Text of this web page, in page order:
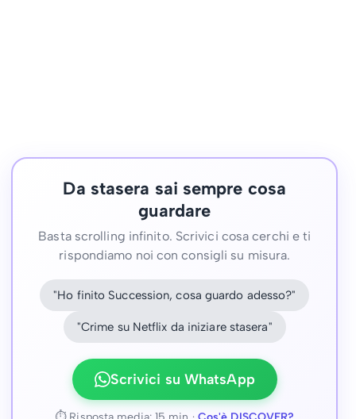
Da stasera sai sempre cosa
guardare
Basta scrolling infinito. Scrivici cosa cerchi e ti
rispondiamo noi con consigli su misura.
"Ho finito Succession, cosa guardo adesso?"
"Crime su Netflix da iniziare stasera"
Scrivici su WhatsApp